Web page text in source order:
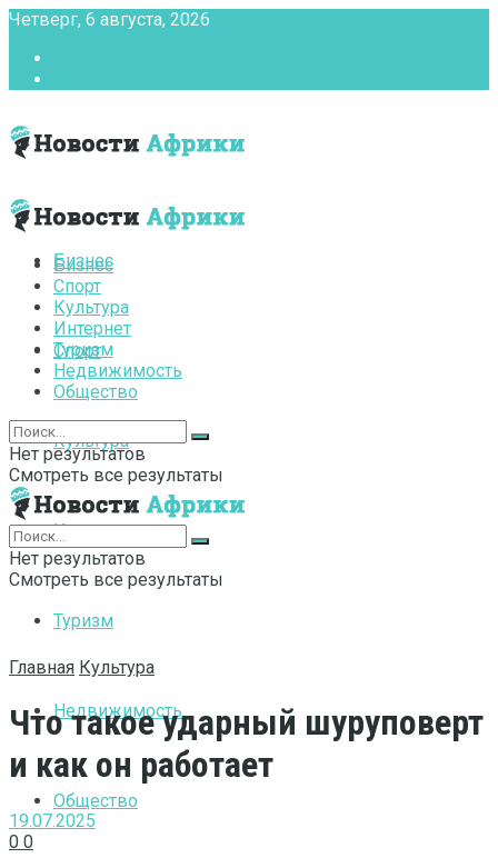
Четверг, 6 августа, 2026
Бизнес
Спорт
Культура
Интернет
Туризм
Недвижимость
Общество
Бизнес
Спорт
Культура
Интернет
Туризм
Недвижимость
Общество
Нет результатов
Смотреть все результаты
Нет результатов
Смотреть все результаты
Главная Культура
Что такое ударный шуруповерт
и как он работает
19.07.2025
0 0